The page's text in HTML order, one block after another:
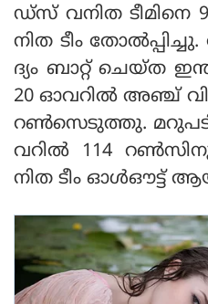
ഡ്‌സ് വനിത ടീമിനെ
നിത ടീം
ദ്യം ബാറ്റ് ചെയ്ത
20 ഓവറിൽ അഞ്ച്
റൺസെടുത്തു. മറുപടി
വറിൽ 114
നിത ടീം ഓൾഔട്ട്